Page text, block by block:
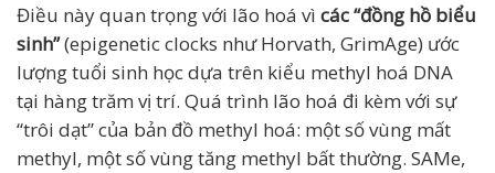
Điều này quan trọng với lão hoá vì các “đồng hồ biểu
sinh”(epigenetic clocks như Horvath, GrimAge) ước
lượng tuổi sinh học dựa trên kiểu methyl hoá DNA
tại hàng trăm vị trí. Quá trình lão hoá đi kèm với sự
“trôi dạt” của bản đồ methyl hoá: một số vùng mất
methyl, một số vùng tăng methyl bất thường. SAMe,